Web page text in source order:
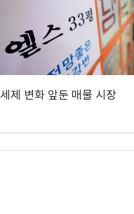
세제 변화 앞둔 매물 시장